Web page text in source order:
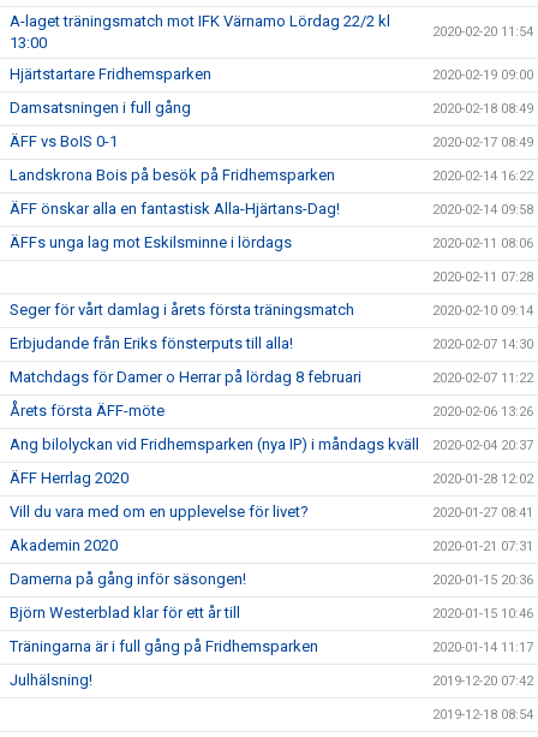
A-laget träningsmatch mot IFK Värnamo Lördag 22/2 kl
13:00
2020-02-20 11:54
Hjärtstartare Fridhemsparken 2020-02-19 09:00
Damsatsningen i full gång 2020-02-18 08:49
ÄFF vs BoIS 0-1 2020-02-17 08:49
Landskrona Bois på besök på Fridhemsparken 2020-02-14 16:22
ÄFF önskar alla en fantastisk Alla-Hjärtans-Dag! 2020-02-14 09:58
ÄFFs unga lag mot Eskilsminne i lördags 2020-02-11 08:06
2020-02-11 07:28
Seger för vårt damlag i årets första träningsmatch 2020-02-10 09:14
Erbjudande från Eriks fönsterputs till alla! 2020-02-07 14:30
Matchdags för Damer o Herrar på lördag 8 februari 2020-02-07 11:22
Årets första ÄFF-möte 2020-02-06 13:26
Ang bilolyckan vid Fridhemsparken (nya IP) i måndags kväll 2020-02-04 20:37
ÄFF Herrlag 2020 2020-01-28 12:02
Vill du vara med om en upplevelse för livet? 2020-01-27 08:41
Akademin 2020 2020-01-21 07:31
Damerna på gång inför säsongen! 2020-01-15 20:36
Björn Westerblad klar för ett år till 2020-01-15 10:46
Träningarna är i full gång på Fridhemsparken 2020-01-14 11:17
Julhälsning! 2019-12-20 07:42
2019-12-18 08:54